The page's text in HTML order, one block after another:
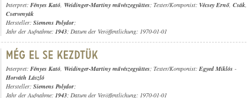
Interpret: Fényes Kató, Weidinger-Martiny művészegyüttes; Texter/Komponist: Vécsey Ernő, Csák,
Cservenyák
Hersteller: Siemens Polydor;
Jahr der Aufnahme: 1943; Datum der Veröffentlichung: 1970-01-01
Interpret: Fényes Kató, Weidinger-Martiny művészegyüttes; Texter/Komponist: Egyed Miklós -
Horváth László
Hersteller: Siemens Polydor;
Jahr der Aufnahme: 1943; Datum der Veröffentlichung: 1970-01-01